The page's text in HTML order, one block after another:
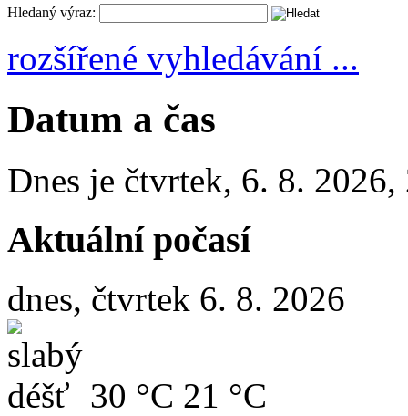
Hledaný výraz:
rozšířené vyhledávání ...
Datum a čas
Dnes je čtvrtek, 6. 8. 2026,
Aktuální počasí
dnes, čtvrtek 6. 8. 2026
30 °C 21 °C